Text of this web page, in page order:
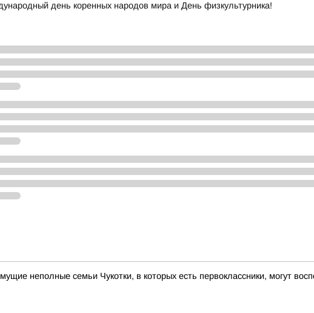
день коренных народов мира и День физкультурника!
неполные семьи Чукотки, в которых есть первоклассники, могут